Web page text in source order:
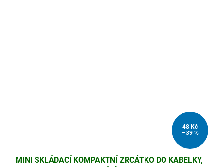
48 Kč
–39 %
MINI SKLÁDACÍ KOMPAKTNÍ ZRCÁTKO DO KABELKY,